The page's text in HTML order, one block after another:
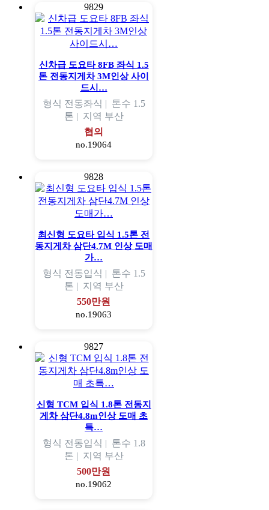
9829
신차급 도요타 8FB 좌식 1.5
톤 전동지게차 3M인상 사이
드시…
형식 전동좌식 | 톤수 1.5
톤 | 지역 부산
협의
no.19064
9828
최신형 도요타 입식 1.5톤 전
동지게차 삼단4.7M 인상 도매
가…
형식 전동입식 | 톤수 1.5
톤 | 지역 부산
550만원
no.19063
9827
신형 TCM 입식 1.8톤 전동지
게차 삼단4.8m인상 도매 초
특…
형식 전동입식 | 톤수 1.8
톤 | 지역 부산
500만원
no.19062